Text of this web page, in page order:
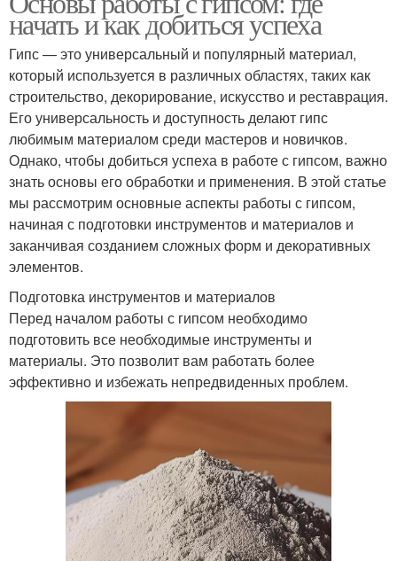
начать и как добиться успеха
Гипс — это универсальный и популярный материал,
который используется в различных областях, таких как
строительство, декорирование, искусство и реставрация.
Его универсальность и доступность делают гипс
любимым материалом среди мастеров и новичков.
Однако, чтобы добиться успеха в работе с гипсом, важно
знать основы его обработки и применения. В этой статье
мы рассмотрим основные аспекты работы с гипсом,
начиная с подготовки инструментов и материалов и
заканчивая созданием сложных форм и декоративных
элементов.
Подготовка инструментов и материалов
Перед началом работы с гипсом необходимо
подготовить все необходимые инструменты и
материалы. Это позволит вам работать более
эффективно и избежать непредвиденных проблем.